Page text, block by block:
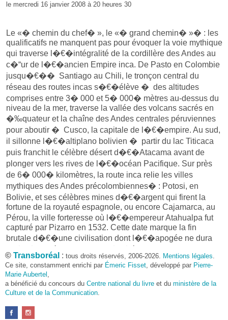
le mercredi 16 janvier 2008 à 20 heures 30
Le «� chemin du chef� », le «� grand chemin� »� : les
qualificatifs ne manquent pas pour évoquer la voie mythique
qui traverse l�€�intégralité de la cordillère des Andes au
c�“ur de l�€�ancien Empire inca. De Pasto en Colombie
jusqu�€�� Santiago au Chili, le tronçon central du
réseau des routes incas s�€�élève � des altitudes
comprises entre 3� 000 et 5� 000� mètres au-dessus du
niveau de la mer, traverse la vallée des volcans sacrés en
�‰quateur et la chaîne des Andes centrales péruviennes
pour aboutir � Cusco, la capitale de l�€�empire. Au sud,
il sillonne l�€�altiplano bolivien � partir du lac Titicaca
puis franchit le célèbre désert d�€�Atacama avant de
plonger vers les rives de l�€�océan Pacifique. Sur près
de 6� 000� kilomètres, la route inca relie les villes
mythiques des Andes précolombiennes� : Potosi, en
Bolivie, et ses célèbres mines d�€�argent qui firent la
fortune de la royauté espagnole, ou encore Cajamarca, au
Pérou, la ville forteresse où l�€�empereur Atahualpa fut
capturé par Pizarro en 1532. Cette date marque la fin
brutale d�€�une civilisation dont l�€�apogée ne dura
équivalent sur le continent américain.
Le Qhapaq� �‘an fut parachevé au XVe� siècle, sous le
règne de Tupac Yupanqui. Instrument de domination et de
puissance de l�€�Inca, il était le principal vecteur
Entouré d�€�un vaste réseau de chemins et de sentiers
© Transboréal : tous droits réservés, 2006-2026. Mentions légales.
Ce site, constamment enrichi par Émeric Fisset, développé par Pierre-
Marie Aubertel ,
a bénéficié du concours du Centre national du livre et du ministère de la
Culture et de la Communication.